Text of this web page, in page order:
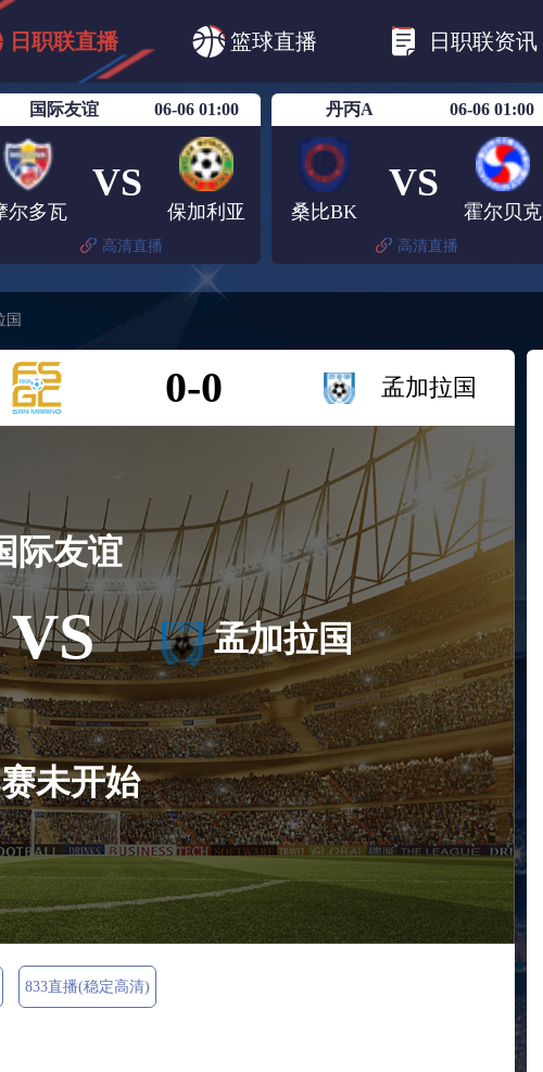
日职联直播 篮球直播 日职联资讯
日职联 日职联FC东京
日职联广岛三箭
国际友谊 06-06 01:00
尔多瓦
VS
保加利亚
高清直播
丹丙A 06-06 01:00
桑比BK
VS
霍尔贝克
高清直播
国
0-0 孟加拉国
际友谊
VS
未开始
孟加拉国
833直播(稳定高清)